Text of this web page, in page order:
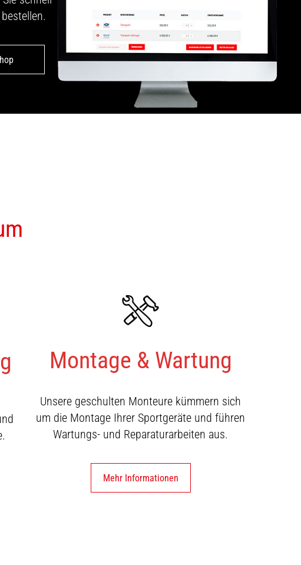
Montage & Wartung
Unsere geschulten Monteure kümmern sich
um die Montage Ihrer Sportgeräte und führen
Wartungs- und Reparaturarbeiten aus.
Mehr Informationen